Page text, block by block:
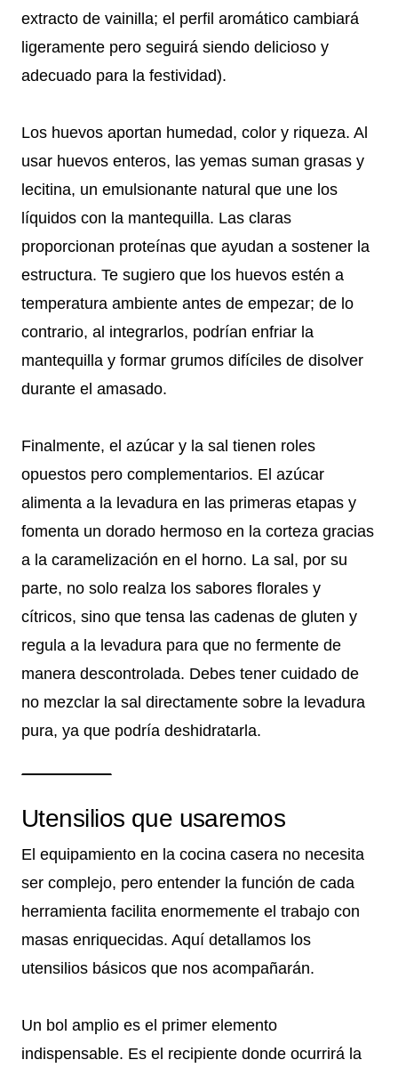
extracto de vainilla; el perfil aromático cambiará
ligeramente pero seguirá siendo delicioso y
adecuado para la festividad).
Los huevos aportan humedad, color y riqueza. Al
usar huevos enteros, las yemas suman grasas y
lecitina, un emulsionante natural que une los
líquidos con la mantequilla. Las claras
proporcionan proteínas que ayudan a sostener la
estructura. Te sugiero que los huevos estén a
temperatura ambiente antes de empezar; de lo
contrario, al integrarlos, podrían enfriar la
mantequilla y formar grumos difíciles de disolver
durante el amasado.
Finalmente, el azúcar y la sal tienen roles
opuestos pero complementarios. El azúcar
alimenta a la levadura en las primeras etapas y
fomenta un dorado hermoso en la corteza gracias
a la caramelización en el horno. La sal, por su
parte, no solo realza los sabores florales y
cítricos, sino que tensa las cadenas de gluten y
regula a la levadura para que no fermente de
manera descontrolada. Debes tener cuidado de
no mezclar la sal directamente sobre la levadura
pura, ya que podría deshidratarla.
Utensilios que usaremos
El equipamiento en la cocina casera no necesita
ser complejo, pero entender la función de cada
herramienta facilita enormemente el trabajo con
masas enriquecidas. Aquí detallamos los
utensilios básicos que nos acompañarán.
Un bol amplio es el primer elemento
indispensable. Es el recipiente donde ocurrirá la